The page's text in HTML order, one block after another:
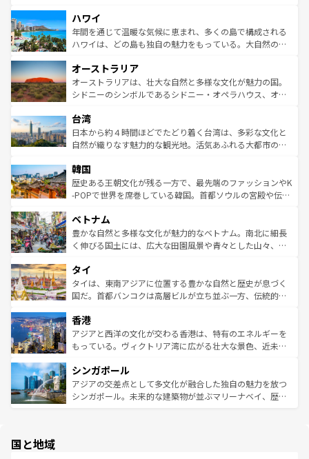
ば市内交通費無料で観光を楽しむこともできる。 なお、新
着のスイス情報はコンテンツ一覧 を参照してほしい。
のような巨大都市は、観光、ショッピング、エンターテイ
ンメントが詰まった刺激的なスポットだ。一方、アメリカ
西部には大自然が広がり、グランドキャニオンやイエロー
部のニューオーリンズでは、音楽と美食が融合した独特の
文化が魅力。旅行者はアメリカの各地域で異なる魅力を楽
しみながら、その多様性と豊かな歴史を感じることができ
ならではの贅沢な旅のスタイルだ。 なお、新着のアメリカ
情報はコンテンツ一覧を参照してほしい。
ハワイ
年間を通じて温暖な気候に恵まれ、多くの島で構成される
ハワイは、どの島も独自の魅力をもっている。大自然の神
ワイ島は見逃せない。また、定番の観光地といえばオアフ
島だが、静かな自然を求めるならマウイ島やカウアイ島が
おすすめ。エメラルドグリーンに輝く海をはじめ、豊かな
れるおもてなしの心で訪れる人々を迎えてくれるハワイの
人々、おいしいローカルフードやハワイアンミュージッ
ク、伝統的なフラダンスなど、すべてがハワイの魅力を彩
ワイを、存分に味わってほしい。 なお、新着のハワイ情報
はコンテンツ一覧を参照してほしい。
オーストラリア
オーストラリアは、壮大な自然と多様な文化が魅力の国。
シドニーのシンボルであるシドニー・オペラハウス、オー
リアリーフや大陸中央部にそびえるウルル（エアーズロッ
ク）、タスマニアの美しい原生林やケアンズの熱帯雨林な
ど、見どころがたくさん。また、カフェやワイン、オージ
いる。アクティビティも充実しており、サーフィンやダイ
ビング、ハイキングなど、アウトドア好きにはたまらな
い。オーストラリアの多彩な魅力を存分に味わいつくそ
参照してほしい。
台湾
日本から約４時間ほどでたどり着く台湾は、多彩な文化と
自然が織りなす魅力的な観光地。活気あふれる大都市の台
ン）、静ひつな山岳地帯である台湾東部など、都市の喧騒
と山間の静けさが共存しており、訪れる人に新しい発見と
驚きをもたらしてくれる。また、奥深い台湾の食文化も魅
容にもいいと評判のスイーツなど、バラエティ豊かな料理
が味わえる。 なお、新着の台湾情報は コンテンツ一覧を参
照してほしい。
韓国
歴史ある王朝文化が残る一方で、最先端のファッションやK
-POPで世界を席巻している韓国。首都ソウルの宮殿や伝統
き、地方に足を延ばせば四季折々の自然美を楽しむことが
できる。そして、キムチや焼肉、絶品のストリートフード
まで、さまざまな韓国料理が待っている。夜には、韓国な
リティに包まれながら、韓国の多彩な魅力を心ゆくまで味
わってみてほしい。 なお、新着の韓国情報はコンテンツ一
覧を参照してほしい。
ベトナム
豊かな自然と多様な文化が魅力的なベトナム。南北に細長
く伸びる国土には、広大な田園風景や青々とした山々、世
急速な発展と共に伝統が息づく。ハノイの古い町並みやホ
ーチミン市のフランス統治時代の建物も、独特の雰囲気を
醸し出している。また、バラエティの豊かさとおいしさで
とつ。フォーやバインミー、ベトナムコーヒーなどは、ぜ
ひ現地で味わいたい。どの地域を訪れてもあたたかい人々
が旅行者を迎えてくれるので、きっと忘れられない旅にな
参照してほしい。
タイ
タイは、東南アジアに位置する豊かな自然と歴史が息づく
国だ。首都バンコクは高層ビルが立ち並ぶ一方、伝統的な
の活気が交差している。北部ではチェンマイなどの山岳地
帯で自然と触れ合い、南部ではプーケットやクラビの美し
いビーチでリゾート気分を楽しむことができる。タイ料理
激する。気候は一年中温暖で、どの季節にも異なる楽しみ
が待っている。親しみやすいタイの人々、仏教を中心とし
た文化、そして多様な観光資源が、訪れる旅人を魅了し続
香港
アジアと西洋の文化が交わる香港は、特有のエネルギーを
もっている。ヴィクトリア湾に広がる壮大な景色、近未来
み、どこを訪れても感動するはず。観光スポットが密集し
ており、効率よく見どころを回れるのも魅力。息をのむよ
うな絶景から文化的な体験まで、香港を存分に楽しみ尽く
シンガポール
アジアの交差点として多文化が融合した独自の魅力を放つ
シンガポール。未来的な建築物が並ぶマリーナベイ、歴史
国と地域